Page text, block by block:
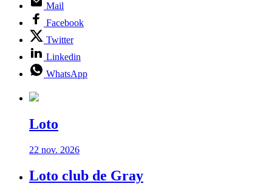
Mail
Facebook
Twitter
Linkedin
WhatsApp
Loto
22 nov. 2026
Loto club de Gray